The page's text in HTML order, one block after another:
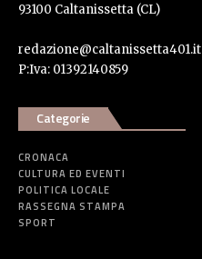
93100 Caltanissetta (CL)
redazione@caltanissetta401.it
P:Iva: 01392140859
Categorie
CRONACA
CULTURA ED EVENTI
POLITICA LOCALE
RASSEGNA STAMPA
SPORT